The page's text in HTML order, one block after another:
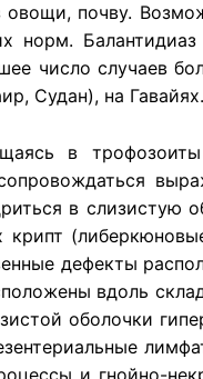
почву.
норм. Балантидиаз
число случаев
Судан), на Гавайях.
в
в слизистую
крипт
дефекты
вдоль
оболочки
и гнойно-